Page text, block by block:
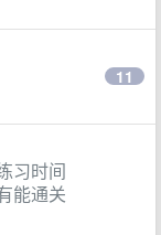
11
习时间
能通关